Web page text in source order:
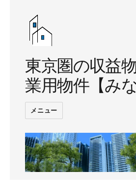
東京圏の収益
業用物件【み
メニュー